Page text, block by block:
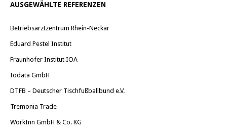
AUSGEWÄHLTE REFERENZEN
Betriebsarztzentrum Rhein-Neckar
Eduard Pestel Institut
Fraunhofer Institut IOA
Iodata GmbH
DTFB – Deutscher Tischfußballbund e.V.
Tremonia Trade
WorkInn GmbH & Co. KG